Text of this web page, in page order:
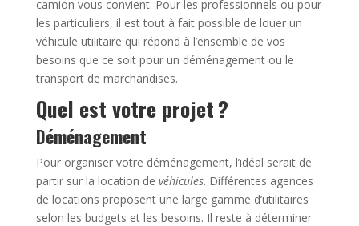
camion vous convient. Pour les professionnels ou pour
les particuliers, il est tout à fait possible de louer un
véhicule utilitaire qui répond à l’ensemble de vos
besoins que ce soit pour un déménagement ou le
transport de marchandises.
Quel est votre projet ?
Déménagement
Pour organiser votre déménagement, l’idéal serait de
partir sur la location de véhicules. Différentes agences
de locations proposent une large gamme d’utilitaires
selon les budgets et les besoins. Il reste à déterminer